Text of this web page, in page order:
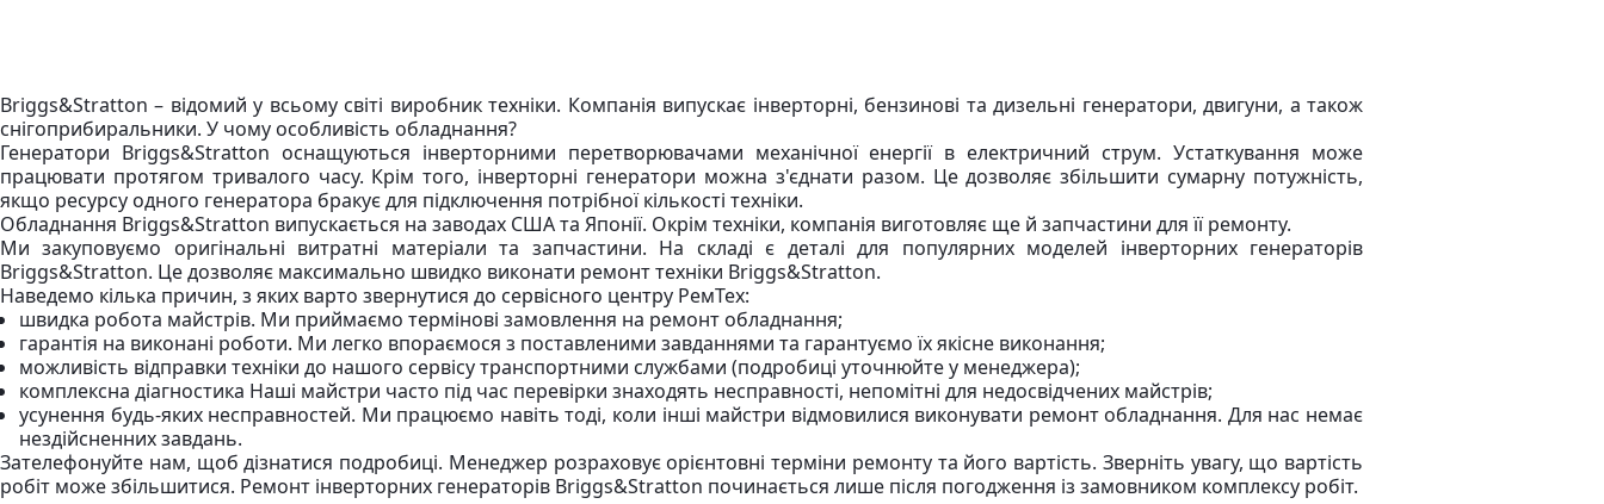
Briggs&Stratton – відомий у всьому світі виробник техніки. Компанія випускає інверторні, бензинові та дизельні генератори, двигуни, а також
снігоприбиральники. У чому особливість обладнання?
Генератори Briggs&Stratton оснащуються інверторними перетворювачами механічної енергії в електричний струм. Устаткування може
працювати протягом тривалого часу. Крім того, інверторні генератори можна з'єднати разом. Це дозволяє збільшити сумарну потужність,
якщо ресурсу одного генератора бракує для підключення потрібної кількості техніки.
Обладнання Briggs&Stratton випускається на заводах США та Японії. Окрім техніки, компанія виготовляє ще й запчастини для її ремонту.
Ми закуповуємо оригінальні витратні матеріали та запчастини. На складі є деталі для популярних моделей інверторних генераторів
Briggs&Stratton. Це дозволяє максимально швидко виконати ремонт техніки Briggs&Stratton.
Наведемо кілька причин, з яких варто звернутися до сервісного центру РемТех:
швидка робота майстрів. Ми приймаємо термінові замовлення на ремонт обладнання;
гарантія на виконані роботи. Ми легко впораємося з поставленими завданнями та гарантуємо їх якісне виконання;
можливість відправки техніки до нашого сервісу транспортними службами (подробиці уточнюйте у менеджера);
комплексна діагностика Наші майстри часто під час перевірки знаходять несправності, непомітні для недосвідчених майстрів;
усунення будь-яких несправностей. Ми працюємо навіть тоді, коли інші майстри відмовилися виконувати ремонт обладнання. Для нас немає
нездійсненних завдань.
Зателефонуйте нам, щоб дізнатися подробиці. Менеджер розраховує орієнтовні терміни ремонту та його вартість. Зверніть увагу, що вартість
робіт може збільшитися. Ремонт інверторних генераторів Briggs&Stratton починається лише після погодження із замовником комплексу робіт.